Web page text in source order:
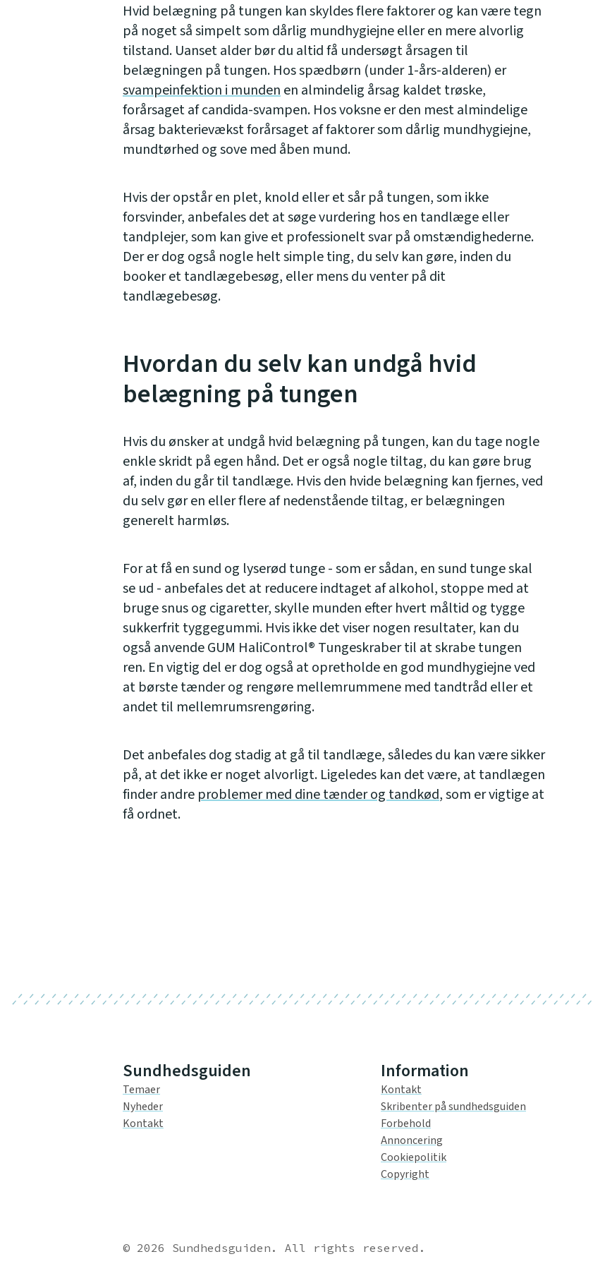
Hvid belægning på tungen kan skyldes flere faktorer og kan være tegn
på noget så simpelt som dårlig mundhygiejne eller en mere alvorlig
tilstand. Uanset alder bør du altid få undersøgt årsagen til
belægningen på tungen. Hos spædbørn (under 1-års-alderen) er
svampeinfektion i mundenen almindelig årsag kaldet trøske,
forårsaget af candida-svampen. Hos voksne er den mest almindelige
årsag bakterievækst forårsaget af faktorer som dårlig mundhygiejne,
mundtørhed og sove med åben mund.
Hvis der opstår en plet, knold eller et sår på tungen, som ikke
forsvinder, anbefales det at søge vurdering hos en tandlæge eller
tandplejer, som kan give et professionelt svar på omstændighederne.
Der er dog også nogle helt simple ting, du selv kan gøre, inden du
booker et tandlægebesøg, eller mens du venter på dit
tandlægebesøg.
Hvordan du selv kan undgå hvid
belægning på tungen
Hvis du ønsker at undgå hvid belægning på tungen, kan du tage nogle
enkle skridt på egen hånd. Det er også nogle tiltag, du kan gøre brug
af, inden du går til tandlæge. Hvis den hvide belægning kan fjernes, ved
du selv gør en eller flere af nedenstående tiltag, er belægningen
generelt harmløs.
For at få en sund og lyserød tunge - som er sådan, en sund tunge skal
se ud - anbefales det at reducere indtaget af alkohol, stoppe med at
bruge snus og cigaretter, skylle munden efter hvert måltid og tygge
sukkerfrit tyggegummi. Hvis ikke det viser nogen resultater, kan du
også anvende GUM HaliControl® Tungeskraber til at skrabe tungen
ren. En vigtig del er dog også at opretholde en god mundhygiejne ved
at børste tænder og rengøre mellemrummene med tandtråd eller et
andet til mellemrumsrengøring.
Det anbefales dog stadig at gå til tandlæge, således du kan være sikker
på, at det ikke er noget alvorligt. Ligeledes kan det være, at tandlægen
finder andre problemer med dine tænder og tandkød, som er vigtige at
få ordnet.
Sundhedsguiden
Temaer
Nyheder
Kontakt
Information
Kontakt
Skribenter på sundhedsguiden
Forbehold
Annoncering
Cookiepolitik
Copyright
© 2026 Sundhedsguiden. All rights reserved.